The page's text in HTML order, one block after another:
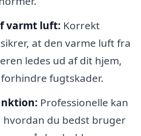
varmt luft: Korrekt
at den varme luft fra
ledes ud af dit hjem,
fugtskader.
Professionelle kan
hvordan du bedst bruger